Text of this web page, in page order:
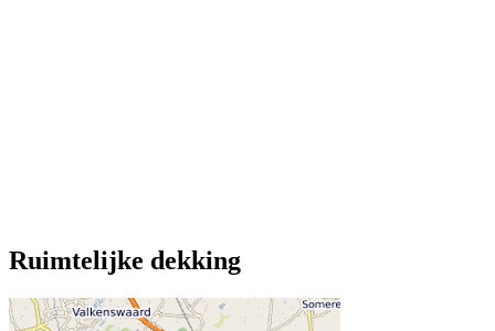
Ruimtelijke dekking